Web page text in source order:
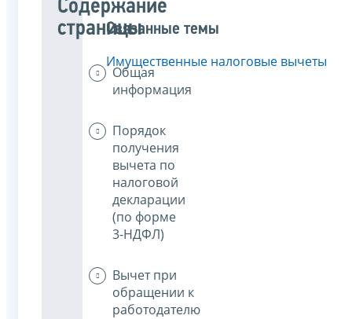
Содержание
страницы
Общая
информация
Порядок
получения
вычета по
налоговой
декларации
(по форме
3-НДФЛ)
Вычет при
обращении к
работодателю
Связанные темы
Имущественные налоговые вычеты